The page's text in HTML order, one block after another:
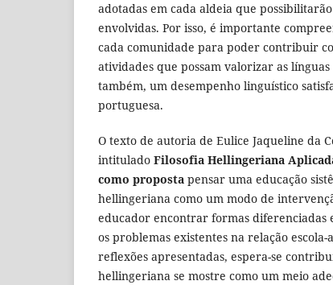
adotadas em cada aldeia que
envolvidas. Por isso, é importante
cada comunidade para poder contribuir
atividades que possam valorizar as
também, um desempenho linguístico
portuguesa.
O texto de autoria de Eulice Jaqueline da
intitulado Filosofia Hellingeriana
como proposta pensar uma educação
hellingeriana como um modo de
educador encontrar formas diferenciadas
os problemas existentes na relação
reflexões apresentadas, espera-se
hellingeriana se mostre como um meio